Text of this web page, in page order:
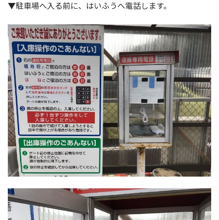
▼駐車場へ入る前に、はいふうへ電話します。